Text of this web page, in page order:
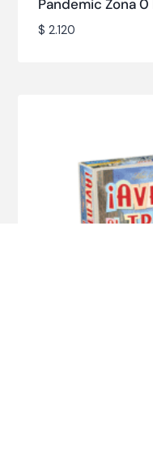
Pandemic Zona
$ 2.120